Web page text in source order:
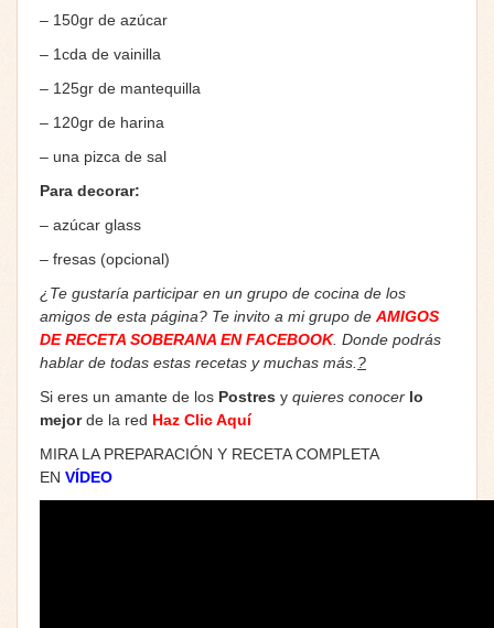
– 150gr de azúcar
– 1cda de vainilla
– 125gr de mantequilla
– 120gr de harina
– una pizca de sal
Para decorar:
– azúcar glass
– fresas (opcional)
¿Te gustaría participar en un grupo de cocina de los
amigos de esta página? Te invito a mi grupo de AMIGOS
DE RECETA SOBERANA EN FACEBOOK. Donde podrás
hablar de todas estas recetas y muchas más. ?
Si eres un amante de los Postres y quieres conocer lo
mejorde la red Haz Clic Aquí
MIRA LA PREPARACIÓN Y RECETA COMPLETA
EN VÍDEO